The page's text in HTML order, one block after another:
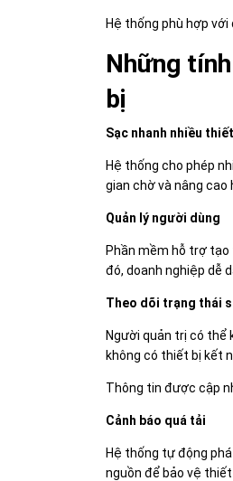
Hệ thống phù hợp
Những
bị
Sạc nhanh nhiều
Hệ thống cho phép
gian chờ và nâng cao
Quản lý người dùng
Phần mềm hỗ trợ tạo
đó, doanh nghiệp dễ
Theo dõi trạng thái
Người quản trị có thể
không có thiết bị kết
Thông tin được cập
Cảnh báo quá tải
Hệ thống tự động
nguồn để bảo vệ